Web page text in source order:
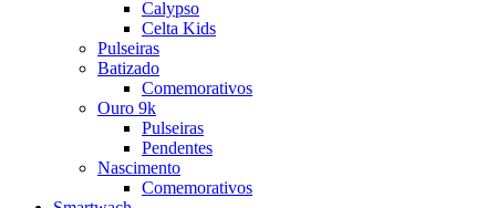
Calypso
Celta Kids
Pulseiras
Batizado
Comemorativos
Ouro 9k
Pulseiras
Pendentes
Nascimento
Comemorativos